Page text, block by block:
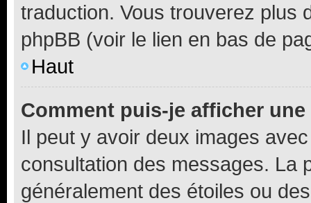
traduction. Vous trouverez plus
phpBB (voir le lien en bas de
Haut
Comment puis-je afficher
Il peut y avoir deux images
consultation des messages. La
généralement des étoiles ou